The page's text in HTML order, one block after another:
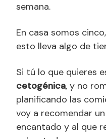
semana.
En casa somos
esto lleva algo de
Si tú lo que quieres
cetogénica, y no
planificando las
voy a recomendar
encantado y al que